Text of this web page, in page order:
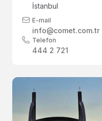
İstanbul
E-mail
info@comet.com.tr
Telefon
444 2 721